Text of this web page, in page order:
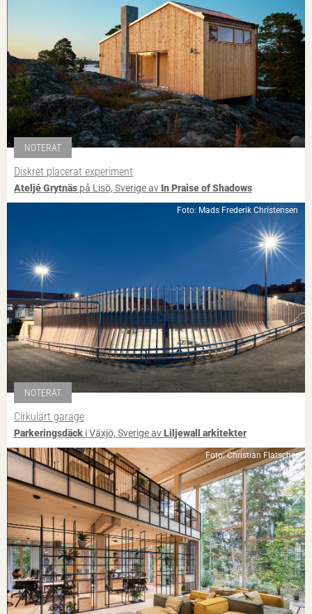
NOTERAT
Diskret placerat experiment
Ateljé Grytnäs på Lisö, Sverige av In Praise of Shadows
Foto: Mads Frederik Christensen
NOTERAT
Cirkulärt garage
Parkeringsdäck i Växjö, Sverige avLiljewall arkitekter
Foto: Christian Flatscher